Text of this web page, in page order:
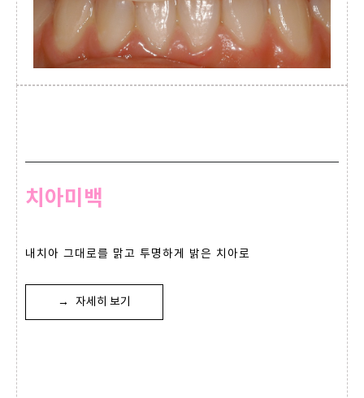
치아미백
내치아 그대로를 맑고 투명하게 밝은 치아로
→ 자세히 보기